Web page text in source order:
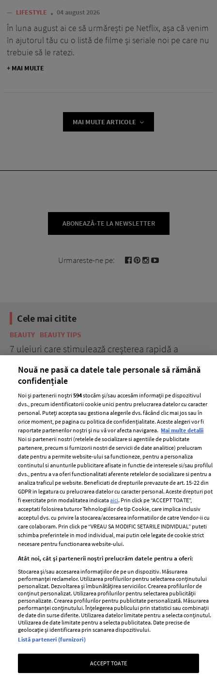
— LIFESTYLE 04 august 2026
În luna august ai ce să urmărești pe Netflix, așa că venim
în ajutorul tău cu o listă de filme și seriale noi pe care nu
trebuie să le ratezi.
+ MAI MULTE
MAI MULTE ARTICOLE
ABONEAZĂ-TE LA NEWSLETTER
Urmareste-ne pe:
Cele mai citite
BEAUTY BEAUTY TIPS
7 uleiuri care stimulează creșterea rapidă a
ELLE Style Awards
2024
Despre ELLE
Romania
Contact
Abonamente
Termeni si conditii
Politica de
confidențialitate
Politica de cookies
Publicitate
GSP
Unica
Baby
Retete
femei
Viva
Avantaje
Retete practice
Pariază responsabil! Decizia ONJN nr. 821/25.09.2025.
Jocurile de noroc sunt interzise minorilor.
Nouă ne pasă ca datele tale personale să rămână
confidențiale
Noi și partenerii noștri594stocăm și/sau accesăm informații pe dispozitivul
dvs., precum identificatorii cookie unici pentru prelucrarea datelor cu caracter
personal. Puteți accepta sau gestiona alegerile dvs. făcând clic mai jos sau în
orice moment, pe pagina cu politica de confidențialitate. Aceste alegeri vor fi
raportate partenerilor noștri și nu vă vor afecta navigarea. Mai multe detalii
Noi si partenerii nostri (retelele de socializare si agentiile de publicitate
partenere, precum si furnizorii nostri de servicii de date analitice) prelucram
date pentru a permite website-ului sa functioneze, pentru a personaliza
continutul si anunturile publicitare afisate in functie de interesele si/sau profilul
dvs., pentru a va oferi functionalitati aferente retelelor de socializare si pentru a
analiza traficul pe website. Beneficiati de drepturile prevazute de art. 15-22 din
GDPR in legatura cu prelucrarea datelor cu caracter personal. Aceste drepturi pot
fi exercitate prin modalitatea indicataaici. Prin click pe “ACCEPT TOATE”,
acceptati folosirea tuturor Tehnologiilor de tip Cookie, care implica inclusiv
acceptul dvs. cu privire la stocarea/accesarea informatiilor de catre Vendor-ii cu
care colaboram. Prin click pe “VREAU SA MODIFIC SETARILE INDIVIDUAL” puteti
schimba preferintele in mod individual, mai putin cele legate de cookie strict
necesare pentru functionarea website-ului.
Atât noi, cât și partenerii noștri prelucrăm datele pentru a oferi:
Stocarea și/sau accesarea informațiilor de pe un dispozitiv. Măsurarea
performanței reclamelor. Utilizarea profilurilor pentru selectarea conținutului
personalizat. Dezvoltarea și îmbunătățirea serviciilor. Crearea profilurilor de
conținut personalizat. Utilizarea profilurilor pentru selectarea publicității
personalizate. Crearea profilurilor pentru publicitate personalizată. Măsurarea
performanței conținutului. Înțelegerea publicului prin statistici sau combinații
de date din surse diferite. Utilizarea datelor limitate pentru a selecta conținutul.
Utilizarea de date limitate pentru a selecta publicitatea. Date precise de
geolocație și identificarea prin scanarea dispozitivului.
Listă parteneri (furnizori)
ACCEPT TOATE